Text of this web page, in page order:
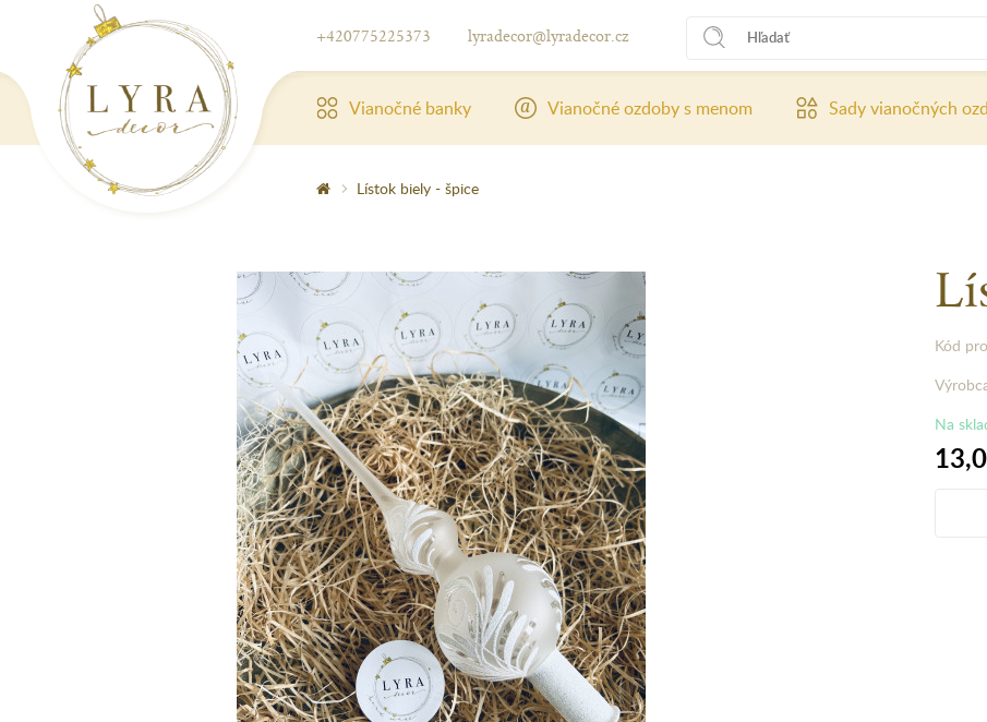
+420775225373 lyradecor@lyradecor.cz
Vianočné banky Vianočné ozdoby s menom Sady vianočných
Lístok biely - špice
Kód
Na